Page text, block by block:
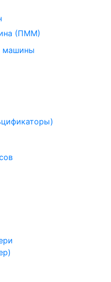
(ПММ)
машины